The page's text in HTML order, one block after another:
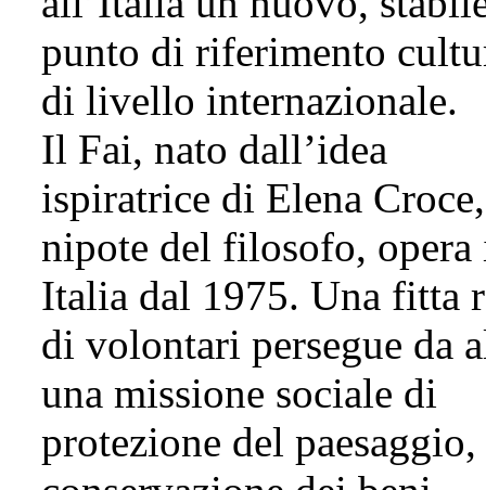
punto di riferimento
di livello internazionale.
Il Fai, nato dall’idea
ispiratrice di Elena Croce,
nipote del filosofo, opera
Italia dal 1975. Una fitta
di volontari persegue da
una missione sociale di
protezione del